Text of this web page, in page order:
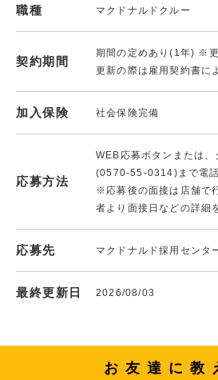
職種 マクドナルドクルー
契約期間
期間の定めあり(1年) ※更
更新の際は雇用契約書に
加入保険 社会保険完備
応募方法
WEB応募ボタンまたは
(0570-55-0314)まで電話
※応募後の面接は店舗で
者より面接日などの詳細
応募先 マクドナルド採用センタ
最終更新日 2026/08/03
お友達に教